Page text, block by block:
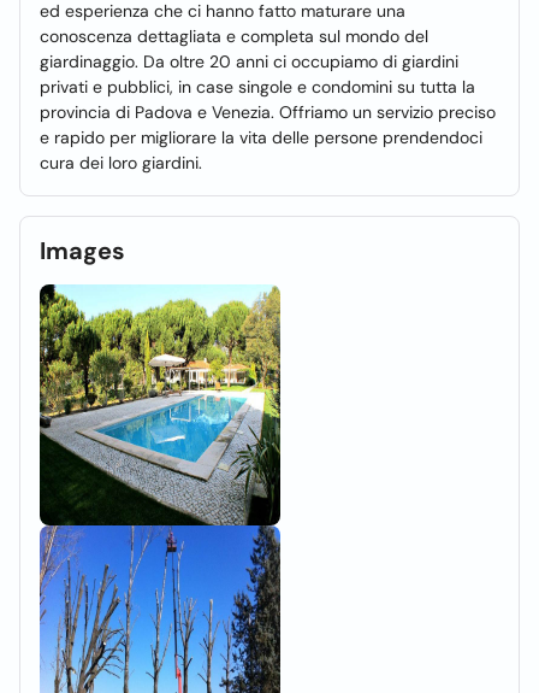
ed esperienza che ci hanno fatto maturare una
conoscenza dettagliata e completa sul mondo del
giardinaggio. Da oltre 20 anni ci occupiamo di giardini
privati e pubblici, in case singole e condomini su tutta la
provincia di Padova e Venezia. Offriamo un servizio preciso
e rapido per migliorare la vita delle persone prendendoci
cura dei loro giardini.
Images